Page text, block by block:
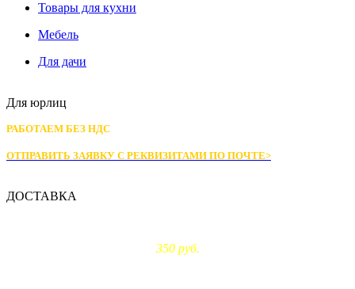
Товары для кухни
Мебель
Для дачи
Для юрлиц
РАБОТАЕМ БЕЗ НДС
ОТПРАВИТЬ ЗАЯВКУ С РЕКВИЗИТАМИ ПО ПОЧТЕ>
ДОСТАВКА
350 руб.